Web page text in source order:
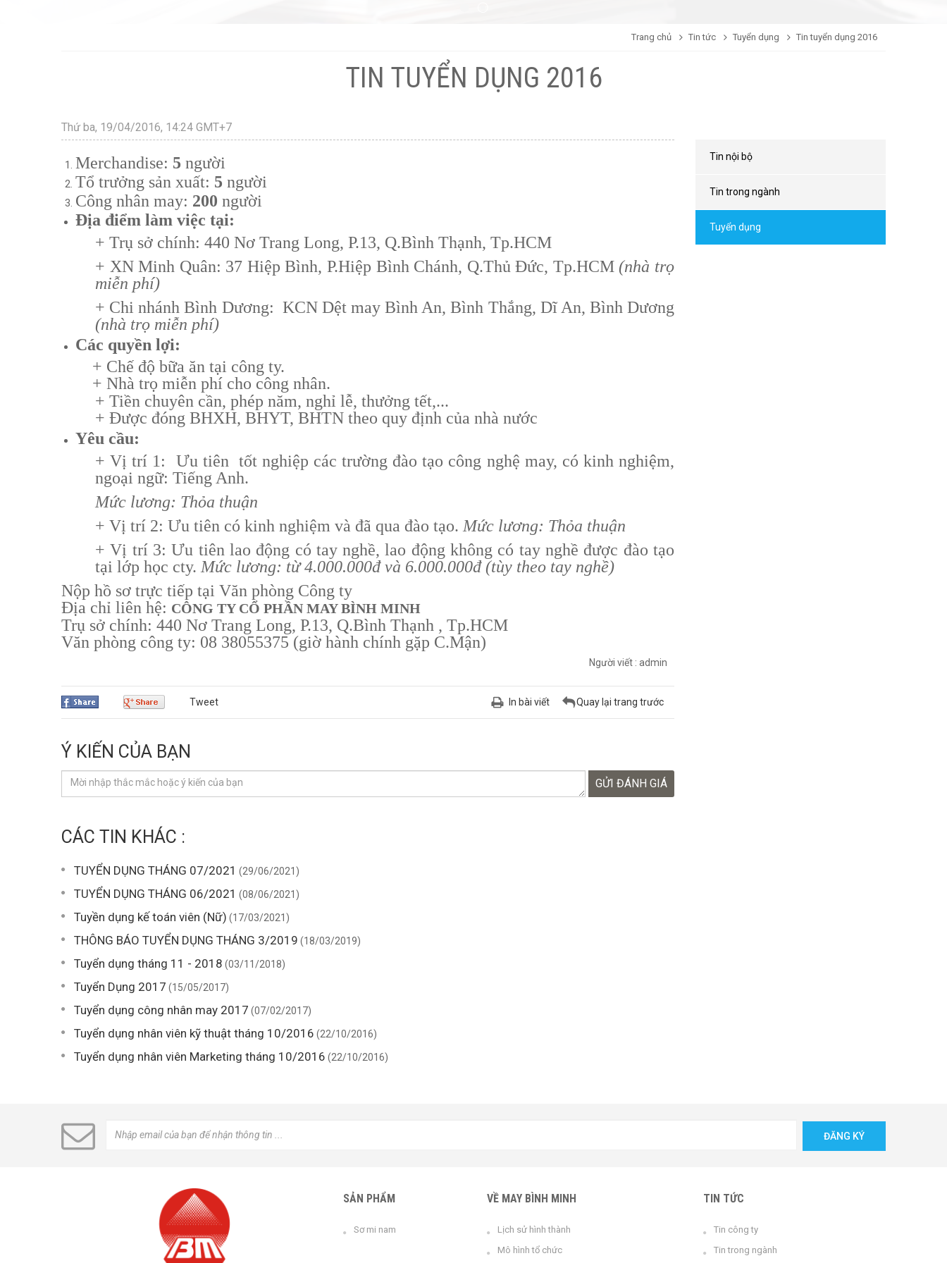
Trang chủ Tin tức Tuyển dụng Tin tuyển dụng 2016
TIN TUYỂN DỤNG 2016
Thứ ba, 19/04/2016, 14:24 GMT+7
Merchandise: 5 người
Tổ trưởng sản xuất: 5 người
Công nhân may: 200 người
Địa điểm làm việc tại:
+ Trụ sở chính: 440 Nơ Trang Long, P.13, Q.Bình Thạnh, Tp.HCM
+ XN Minh Quân: 37 Hiệp Bình, P.Hiệp Bình Chánh, Q.Thủ Đức, Tp.HCM (nhà trọ
miễn phí)
+ Chi nhánh Bình Dương: KCN Dệt may Bình An, Bình Thắng, Dĩ An, Bình Dương
(nhà trọ miễn phí)
Các quyền lợi:
+ Chế độ bữa ăn tại công ty.
+ Nhà trọ miễn phí cho công nhân.
+ Tiền chuyên cần, phép năm, nghỉ lễ, thưởng tết,...
+ Được đóng BHXH, BHYT, BHTN theo quy định của nhà nước
Yêu cầu:
+ Vị trí 1: Ưu tiên tốt nghiệp các trường đào tạo công nghệ may, có kinh nghiệm,
ngoại ngữ: Tiếng Anh.
Mức lương: Thỏa thuận
+ Vị trí 2: Ưu tiên có kinh nghiệm và đã qua đào tạo. Mức lương: Thỏa thuận
+ Vị trí 3: Ưu tiên lao động có tay nghề, lao động không có tay nghề được đào tạo
tại lớp học cty. Mức lương: từ 4.000.000đvà 6.000.000đ (tùy theo tay nghề)
Nộp hồ sơ trực tiếp tại Văn phòng Công ty
Địa chỉ liên hệ: CÔNG TY CỔ PHẦN MAY BÌNH MINH
Trụ sở chính: 440 Nơ Trang Long, P.13, Q.Bình Thạnh , Tp.HCM
Văn phòng công ty: 08 38055375 (giờ hành chính gặp C.Mận)
Người viết : admin
Tweet In bài viết Quay lại trang trước
Ý KIẾN CỦA BẠN
GỬI ĐÁNH GIÁ
CÁC TIN KHÁC :
TUYỂN DỤNG THÁNG 07/2021 (29/06/2021)
TUYỂN DỤNG THÁNG 06/2021 (08/06/2021)
Tuyền dụng kế toán viên (Nữ) (17/03/2021)
THÔNG BÁO TUYỂN DỤNG THÁNG 3/2019 (18/03/2019)
Tuyển dụng tháng 11 - 2018 (03/11/2018)
Tuyển Dụng 2017 (15/05/2017)
Tuyển dụng công nhân may 2017 (07/02/2017)
Tuyển dụng nhân viên kỹ thuật tháng 10/2016 (22/10/2016)
Tuyển dụng nhân viên Marketing tháng 10/2016 (22/10/2016)
Tin nội bộ
Tin trong ngành
Tuyển dụng
ĐĂNG KÝ
SẢN PHẨM
Sơ mi nam
VỀ MAY BÌNH MINH
Lịch sử hình thành
Mô hình tổ chức
TIN TỨC
Tin công ty
Tin trong ngành